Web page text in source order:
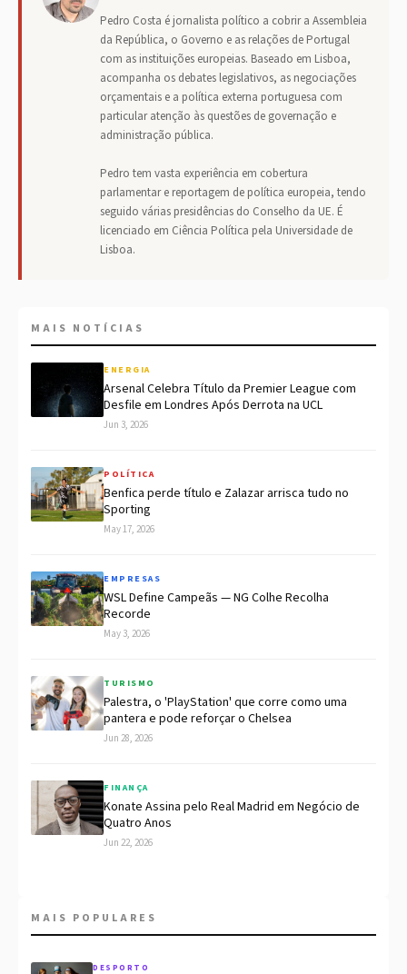
Pedro Costa é jornalista político a cobrir a Assembleia
da República, o Governo e as relações de Portugal
com as instituições europeias. Baseado em Lisboa,
acompanha os debates legislativos, as negociações
orçamentais e a política externa portuguesa com
particular atenção às questões de governação e
administração pública.
Pedro tem vasta experiência em cobertura
parlamentar e reportagem de política europeia, tendo
seguido várias presidências do Conselho da UE. É
licenciado em Ciência Política pela Universidade de
Lisboa.
MAIS NOTÍCIAS
ENERGIA
Arsenal Celebra Título da Premier League com
Desfile em Londres Após Derrota na UCL
Jun 3, 2026
POLÍTICA
Benfica perde título e Zalazar arrisca tudo no
Sporting
May 17, 2026
EMPRESAS
WSL Define Campeãs — NG Colhe Recolha
Recorde
May 3, 2026
TURISMO
Palestra, o 'PlayStation' que corre como uma
pantera e pode reforçar o Chelsea
Jun 28, 2026
FINANÇA
Konate Assina pelo Real Madrid em Negócio de
Quatro Anos
Jun 22, 2026
MAIS POPULARES
DESPORTO